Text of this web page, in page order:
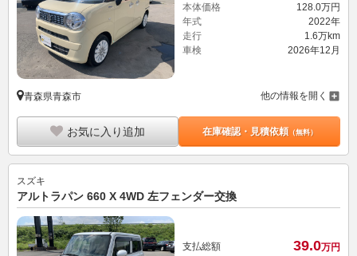
本体価格
128.0万円
年式
2022年
走行
1.6万km
車検
2026年12月
青森県青森市 他の情報を開く
お気に入り追加 在庫確認・見積依頼（無料）
スズキ
アルトラパン 660 X 4WD 左フェンダー交換
支払総額 39.0万円